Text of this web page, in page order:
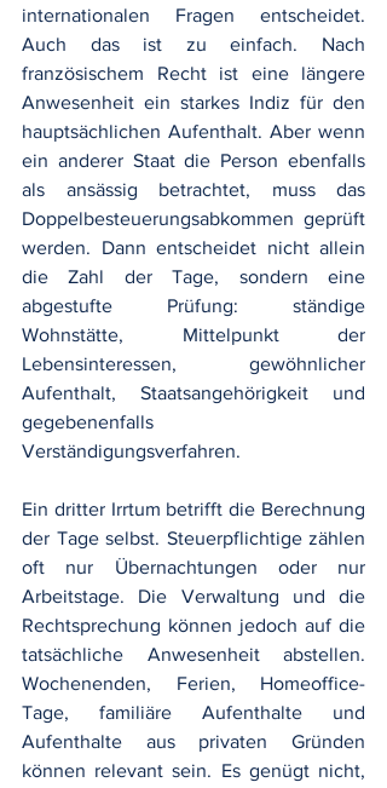
internationalen Fragen entscheidet.
Auch das ist zu einfach. Nach
französischem Recht ist eine längere
Anwesenheit ein starkes Indiz für den
hauptsächlichen Aufenthalt. Aber wenn
ein anderer Staat die Person ebenfalls
als ansässig betrachtet, muss das
Doppelbesteuerungsabkommen geprüft
werden. Dann entscheidet nicht allein
die Zahl der Tage, sondern eine
abgestufte Prüfung: ständige
Wohnstätte, Mittelpunkt der
Lebensinteressen, gewöhnlicher
Aufenthalt, Staatsangehörigkeit und
gegebenenfalls
Verständigungsverfahren.
Ein dritter Irrtum betrifft die Berechnung
der Tage selbst. Steuerpflichtige zählen
oft nur Übernachtungen oder nur
Arbeitstage. Die Verwaltung und die
Rechtsprechung können jedoch auf die
tatsächliche Anwesenheit abstellen.
Wochenenden, Ferien, Homeoffice-
Tage, familiäre Aufenthalte und
Aufenthalte aus privaten Gründen
können relevant sein. Es genügt nicht,